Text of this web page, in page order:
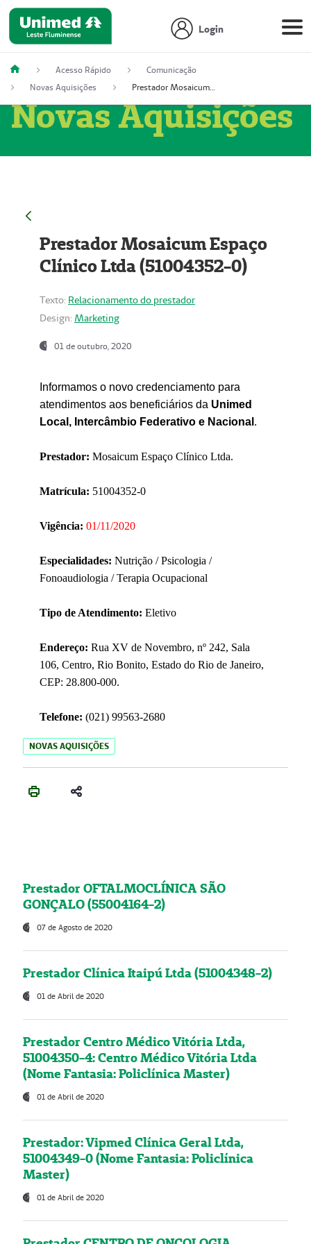
Login
Acesso Rápido
Comunicação
Novas Aquisições
Prestador Mosaicum Espaço Clínico Ltda (51004352-0)
Novas Aquisições
Prestador Mosaicum Espaço
Clínico Ltda (51004352-0)
Texto: Relacionamento do prestador
Design: Marketing
01 de outubro, 2020
Informamos o novo credenciamento para
atendimentos aos beneficiários da Unimed
Local, Intercâmbio Federativo e Nacional .
Prestador: Mosaicum Espaço Clínico Ltda.
Matrícula: 51004352-0
Vigência: 01/11/2020
Especialidades: Nutrição / Psicologia /
Fonoaudiologia / Terapia Ocupacional
Tipo de Atendimento: Eletivo
Endereço: Rua XV de Novembro, nº 242, Sala
106, Centro, Rio Bonito, Estado do Rio de Janeiro,
CEP: 28.800-000.
Telefone: (021) 99563-2680
NOVAS AQUISIÇÕES
Prestador OFTALMOCLÍNICA SÃO
GONÇALO (55004164-2)
07 de Agosto de 2020
Prestador Clínica Itaipú Ltda (51004348-2)
01 de Abril de 2020
Prestador Centro Médico Vitória Ltda,
51004350-4: Centro Médico Vitória Ltda
(Nome Fantasia: Policlínica Master)
01 de Abril de 2020
Prestador: Vipmed Clínica Geral Ltda,
51004349-0 (Nome Fantasia: Policlínica
Master)
01 de Abril de 2020